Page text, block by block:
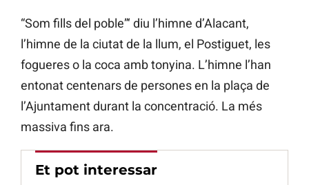
“Som fills del poble”‘ diu l’himne d’Alacant,
l’himne de la ciutat de la llum, el Postiguet, les
fogueres o la coca amb tonyina. L’himne l’han
entonat centenars de persones en la plaça de
l’Ajuntament durant la concentració. La més
massiva fins ara.
Et pot interessar